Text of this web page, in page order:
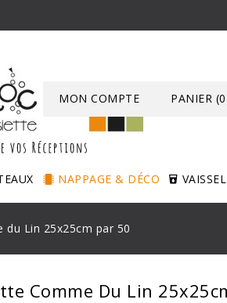
PANIER
MON COMPTE
NAPPAGE & DÉCO
du Lin 25x25cm par 50
Comme Du Lin